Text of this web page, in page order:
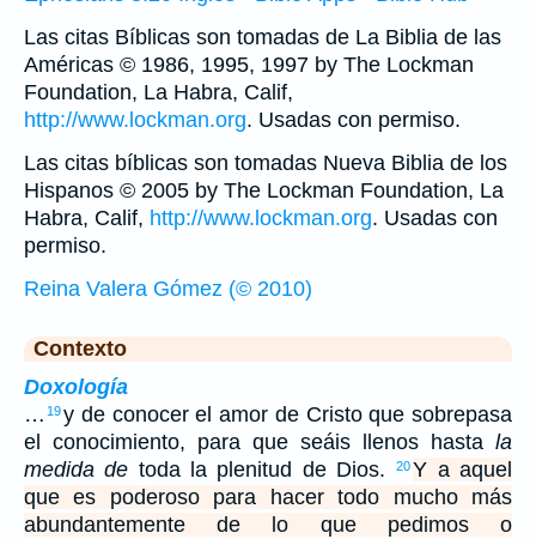
Las citas Bíblicas son tomadas de La Biblia de las
Américas © 1986, 1995, 1997 by The Lockman
Foundation, La Habra, Calif,
http://www.lockman.org. Usadas con permiso.
Las citas bíblicas son tomadas Nueva Biblia de los
Hispanos © 2005 by The Lockman Foundation, La
Habra, Calif, http://www.lockman.org. Usadas con
permiso.
Reina Valera Gómez (© 2010)
Contexto
Doxología
… 19y de conocer el amor de Cristo que sobrepasa
el conocimiento, para que seáis llenos hasta la
medida de toda la plenitud de Dios. 20Y a aquel
que es poderoso para hacer todo mucho más
abundantemente de lo que pedimos o